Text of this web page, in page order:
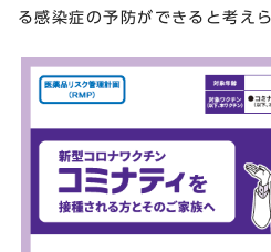
る感染症の予防ができると考え